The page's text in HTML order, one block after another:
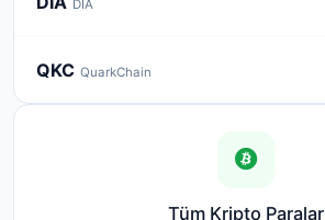
DIA
QKC QuarkChain
Tüm Kripto Paralar